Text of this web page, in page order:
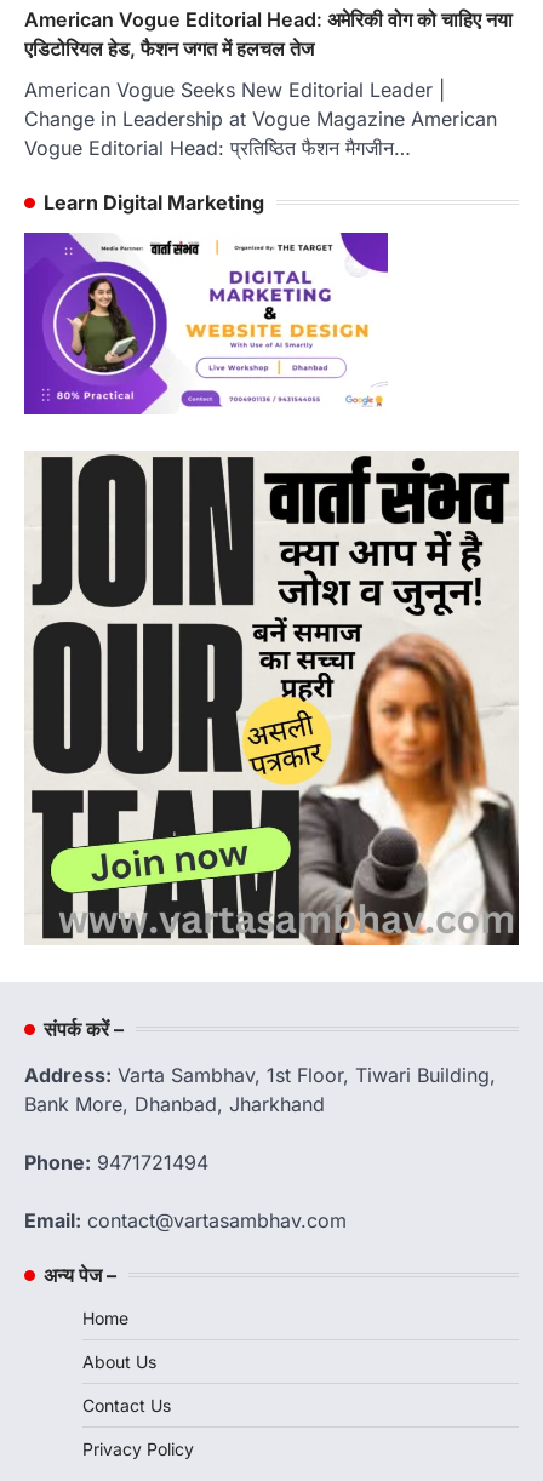
American Vogue Editorial Head: अमेरिकी वोग को चाहिए नया
एडिटोरियल हेड, फैशन जगत में हलचल तेज
American Vogue Seeks New Editorial Leader |
Change in Leadership at Vogue Magazine American
Vogue Editorial Head: प्रतिष्ठित फैशन मैगजीन…
Learn Digital Marketing
संपर्क करें –
Address: Varta Sambhav, 1st Floor, Tiwari Building,
Bank More, Dhanbad, Jharkhand
Phone: 9471721494
Email: contact@vartasambhav.com
अन्य पेज –
Home
About Us
Contact Us
Privacy Policy